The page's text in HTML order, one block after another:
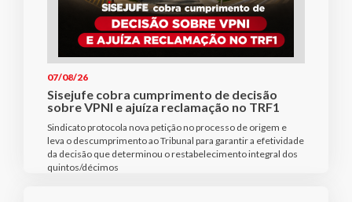
07/08/26
Sisejufe cobra cumprimento de decisão
sobre VPNI e ajuíza reclamação no TRF1
Sindicato protocola nova petição no processo de origem e
leva o descumprimento ao Tribunal para garantir a efetividade
da decisão que determinou o restabelecimento integral dos
quintos/décimos